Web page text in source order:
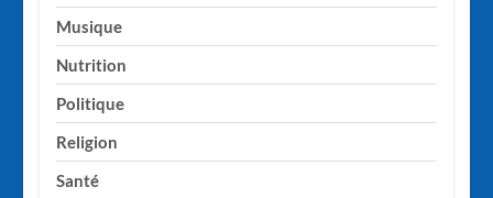
Musique
Nutrition
Politique
Religion
Santé